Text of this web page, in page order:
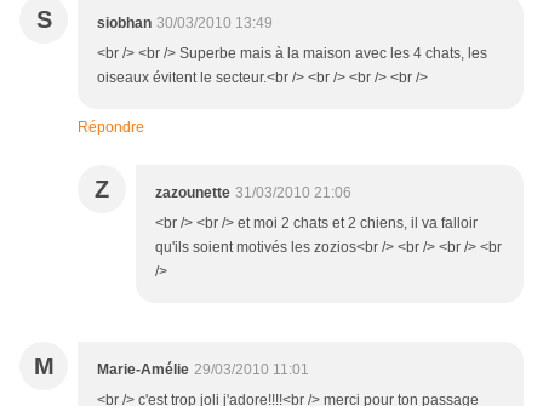
S siobhan 30/03/2010 13:49
<br /> <br /> Superbe mais à la maison avec les 4 chats, les
oiseaux évitent le secteur.<br /> <br /> <br /> <br />
Répondre
Z zazounette 31/03/2010 21:06
<br /> <br /> et moi 2 chats et 2 chiens, il va falloir
qu'ils soient motivés les zozios<br /> <br /> <br /> <br
/>
M Marie-Amélie 29/03/2010 11:01
<br /> c'est trop joli j'adore!!!!<br /> merci pour ton passage